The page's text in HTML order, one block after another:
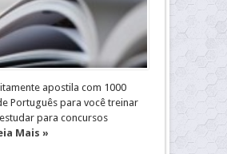
apostila com 1000
Português para você treinar
para concursos
Mais »